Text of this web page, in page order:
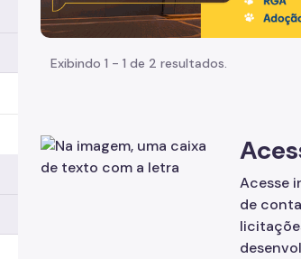
Exibindo 1 - 1 de 2 resultados.
Acesse
de